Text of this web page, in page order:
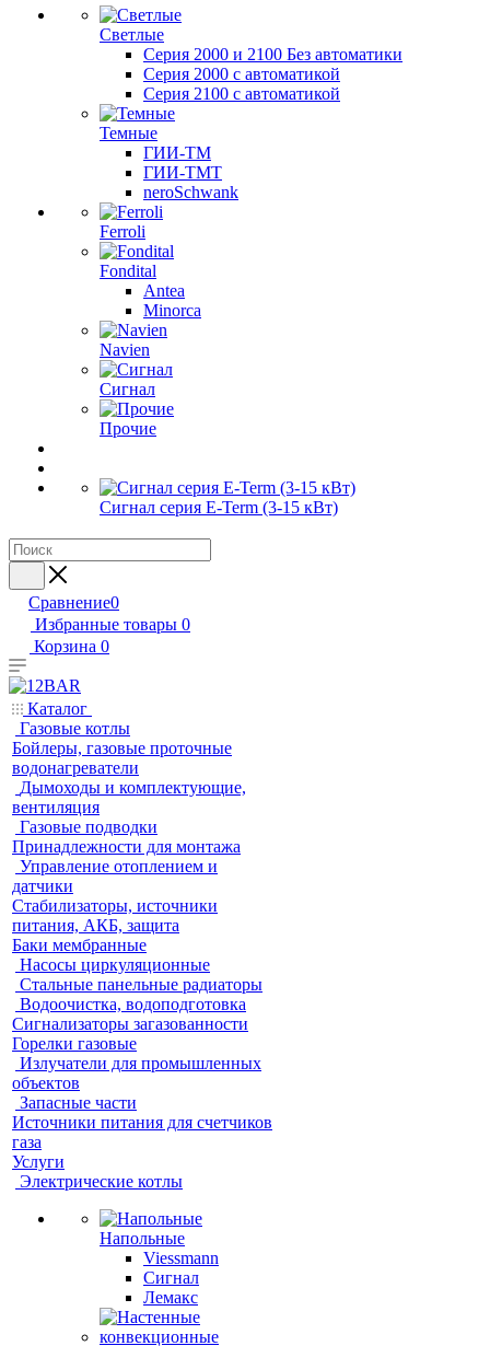
Светлые
Серия 2000 и 2100 Без автоматики
Серия 2000 с автоматикой
Серия 2100 с автоматикой
Темные
ГИИ-ТМ
ГИИ-ТМТ
neroSchwank
Ferroli
Fondital
Antea
Minorca
Navien
Сигнал
Прочие
Сигнал серия E-Term (3-15 кВт)
Сравнение0
Избранные товары 0
Корзина 0
Каталог
Газовые котлы
Бойлеры, газовые проточные
водонагреватели
Дымоходы и комплектующие,
вентиляция
Газовые подводки
Принадлежности для монтажа
Управление отоплением и
датчики
Стабилизаторы, источники
питания, АКБ, защита
Баки мембранные
Насосы циркуляционные
Стальные панельные радиаторы
Водоочистка, водоподготовка
Сигнализаторы загазованности
Горелки газовые
Излучатели для промышленных
объектов
Запасные части
Источники питания для счетчиков
газа
Услуги
Электрические котлы
Напольные
Viessmann
Сигнал
Лемакс